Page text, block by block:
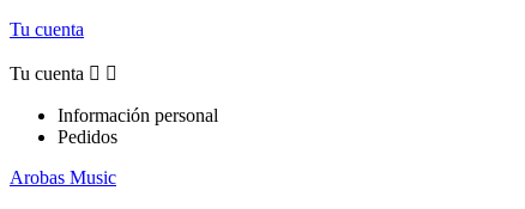
Tu cuenta
Tu cuenta  
Información personal
Pedidos
Arobas Music